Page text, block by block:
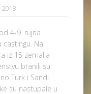
2018
4-9. rujna
Na
iz 15 zemalja
branili su
Turk i Sandi
su nastupale u